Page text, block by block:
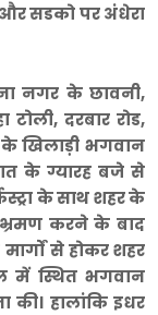
सडको पर अंधेरा
नगर के छावनी,
दरबार रोड,
खिलाड़ी भगवान
के ग्यारह बजे से
के साथ शहर के
करने के बाद
से होकर शहर
में स्थित भगवान
की। हालांकि इधर